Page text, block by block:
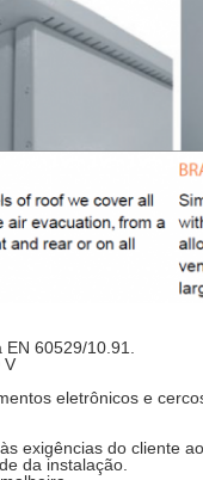
60529/10.91.
V
eletrônicos e
exigências do cliente
da instalação.